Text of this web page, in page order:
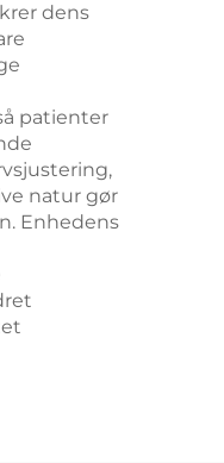
dens
patienter
natur gør
Enhedens